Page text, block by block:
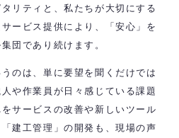
リティと、私たちが大切にする
ービス提供により、「安心」を
団であり続けます。
のは、単に要望を聞くだけでは
や作業員が日々感じている課題
サービスの改善や新しいツール
建工管理」の開発も、現場の声